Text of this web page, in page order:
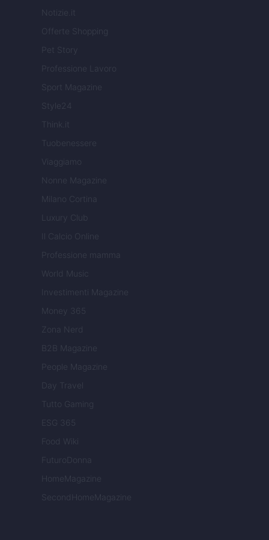
Notizie.it
Offerte Shopping
Pet Story
Professione Lavoro
Sport Magazine
Style24
Think.it
Tuobenessere
Viaggiamo
Nonne Magazine
Milano Cortina
Luxury Club
Il Calcio Online
Professione mamma
World Music
Investimenti Magazine
Money 365
Zona Nerd
B2B Magazine
People Magazine
Day Travel
Tutto Gaming
ESG 365
Food Wiki
FuturoDonna
HomeMagazine
SecondHomeMagazine